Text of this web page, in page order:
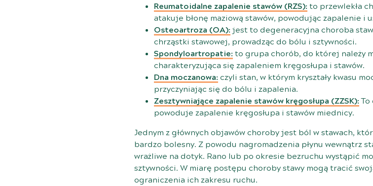
Reumatoidalne zapalenie stawów (RZS): to przewlekła
atakuje błonę maziową stawów, powodując zapalenie i
Osteoartroza (OA): jest to degeneracyjna choroba
chrząstki stawowej, prowadząc do bólu i sztywności.
Spondyloartropatie: to grupa chorób, do której należy
charakteryzująca się zapaleniem kręgosłupa i stawów.
Dna moczanowa: czyli stan, w którym kryształy kwasu
przyczyniając się do bólu i zapalenia.
Zesztywniające zapalenie stawów kręgosłupa (ZZSK):To
powoduje zapalenie kręgosłupa i stawów miednicy.
Jednym z głównych objawów choroby jest ból w stawach,
bardzo bolesny. Z powodu nagromadzenia płynu wewnątrz
wrażliwe na dotyk. Rano lub po okresie bezruchu wystąpić
sztywności. W miarę postępu choroby stawy mogą tracić
ograniczenia ich zakresu ruchu.